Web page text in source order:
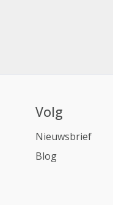
Volg
Nieuwsbrief
Blog